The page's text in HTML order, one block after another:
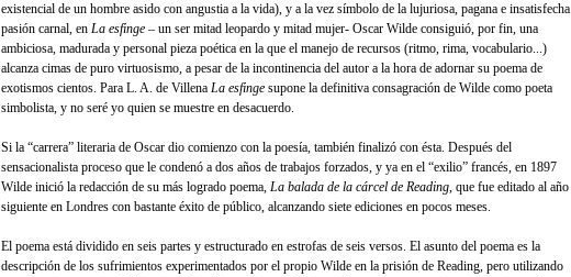
existencial de un hombre asido con angustia a la vida), y a la vez símbolo de la lujuriosa, pagana e insatisfecha
pasión carnal, en La esfinge – un ser mitad leopardo y mitad mujer- Oscar Wilde consiguió, por fin, una
ambiciosa, madurada y personal pieza poética en la que el manejo de recursos (ritmo, rima, vocabulario...)
alcanza cimas de puro virtuosismo, a pesar de la incontinencia del autor a la hora de adornar su poema de
exotismos cientos. Para L. A. de Villena La esfinge supone la definitiva consagración de Wilde como poeta
simbolista, y no seré yo quien se muestre en desacuerdo.
Si la “carrera” literaria de Oscar dio comienzo con la poesía, también finalizó con ésta. Después del
sensacionalista proceso que le condenó a dos años de trabajos forzados, y ya en el “exilio” francés, en 1897
Wilde inició la redacción de su más logrado poema, La balada de la cárcel de Reading, que fue editado al año
siguiente en Londres con bastante éxito de público, alcanzando siete ediciones en pocos meses.
El poema está dividido en seis partes y estructurado en estrofas de seis versos. El asunto del poema es la
descripción de los sufrimientos experimentados por el propio Wilde en la prisión de Reading, pero utilizando